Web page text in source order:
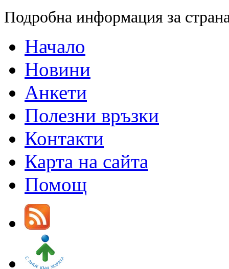
Подробна информация за
Начало
Новини
Анкети
Полезни връзки
Контакти
Карта на сайта
Помощ